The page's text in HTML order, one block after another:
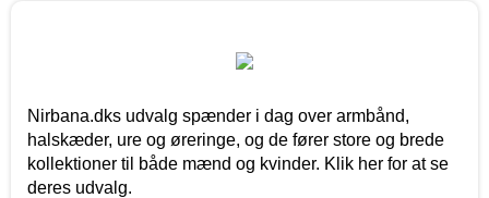
Nirbana.dks udvalg spænder i dag over armbånd,
halskæder, ure og øreringe, og de fører store og brede
kollektioner til både mænd og kvinder. Klik her for at se
deres udvalg.